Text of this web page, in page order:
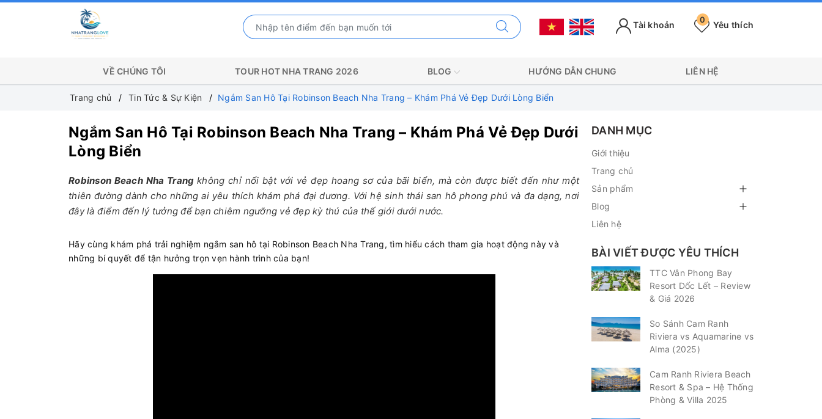
Yêu thích
0
Tài khoản
VỀ CHÚNG TÔI TOUR HOT NHA TRANG 2026 BLOG HƯỚNG DẪN CHUNG LIÊN HỆ
Trang chủ Tin Tức & Sự Kiện Ngắm San Hô Tại Robinson Beach Nha Trang – Khám Phá Vẻ Đẹp Dưới Lòng Biển
Ngắm San Hô Tại Robinson Beach Nha Trang – Khám Phá Vẻ Đẹp Dưới
Lòng Biển
Robinson Beach Nha Trangkhông chỉ nổi bật với vẻ đẹp hoang sơ của bãi biển, mà còn được biết đến như một
thiên đường dành cho những ai yêu thích khám phá đại dương. Với hệ sinh thái san hô phong phú và đa dạng, nơi
đây là điểm đến lý tưởng để bạn chiêm ngưỡng vẻ đẹp kỳ thú của thế giới dưới nước.
Hãy cùng khám phá trải nghiệm ngắm san hô tại Robinson Beach Nha Trang, tìm hiểu cách tham gia hoạt động này và
những bí quyết để tận hưởng trọn vẹn hành trình của bạn!
DANH MỤC
Giới thiệu
Trang chủ
Sản phẩm
Blog
Liên hệ
BÀI VIẾT ĐƯỢC YÊU THÍCH
TTC Vân Phong Bay
Resort Dốc Lết – Review
& Giá 2026
So Sánh Cam Ranh
Riviera vs Aquamarine vs
Alma (2025)
Cam Ranh Riviera Beach
Resort & Spa – Hệ Thống
Phòng & Villa 2025